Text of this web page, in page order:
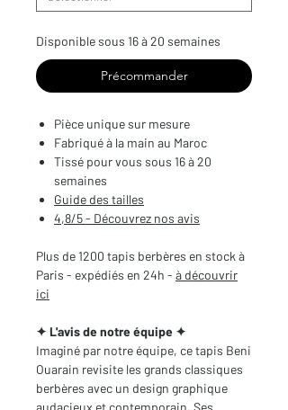
Disponible sous 16 à 20 semaines
Précommander
Pièce unique sur mesure
Fabriqué à la main au Maroc
Tissé pour vous sous 16 à 20
semaines
Guide des tailles
4,8/5 - Découvrez nos avis
Plus de 1200 tapis berbères en stock à
Paris - expédiés en 24h - à découvrir
ici
✦ L'avis de notre équipe ✦
Imaginé par notre équipe, ce tapis Beni
Ouarain revisite les grands classiques
berbères avec un design graphique
audacieux et contemporain. Ses